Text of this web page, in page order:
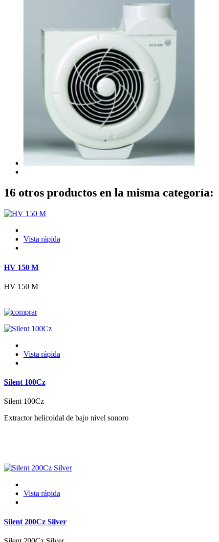
16 otros productos en la misma categoría:
Vista rápida
HV 150 M
HV 150 M
Vista rápida
Silent 100Cz
Silent 100Cz
Extractor helicoidal de bajo nivel sonoro
Vista rápida
Silent 200Cz Silver